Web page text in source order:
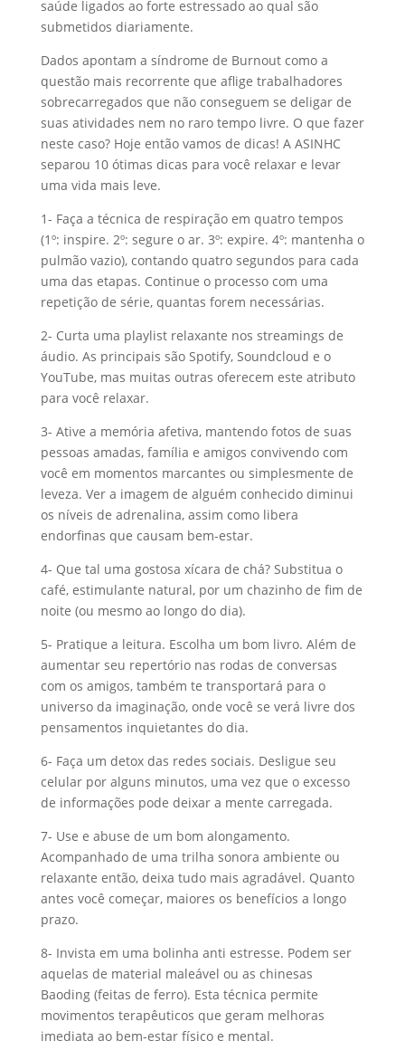
saúde ligados ao forte estressado ao qual são
submetidos diariamente.
Dados apontam a síndrome de Burnout como a
questão mais recorrente que aflige trabalhadores
sobrecarregados que não conseguem se deligar de
suas atividades nem no raro tempo livre. O que fazer
neste caso? Hoje então vamos de dicas! A ASINHC
separou 10 ótimas dicas para você relaxar e levar
uma vida mais leve.
1- Faça a técnica de respiração em quatro tempos
(1º: inspire. 2º: segure o ar. 3º: expire. 4º: mantenha o
pulmão vazio), contando quatro segundos para cada
uma das etapas. Continue o processo com uma
repetição de série, quantas forem necessárias.
2- Curta uma playlist relaxante nos streamings de
áudio. As principais são Spotify, Soundcloud e o
YouTube, mas muitas outras oferecem este atributo
para você relaxar.
3- Ative a memória afetiva, mantendo fotos de suas
pessoas amadas, família e amigos convivendo com
você em momentos marcantes ou simplesmente de
leveza. Ver a imagem de alguém conhecido diminui
os níveis de adrenalina, assim como libera
endorfinas que causam bem-estar.
4- Que tal uma gostosa xícara de chá? Substitua o
café, estimulante natural, por um chazinho de fim de
noite (ou mesmo ao longo do dia).
5- Pratique a leitura. Escolha um bom livro. Além de
aumentar seu repertório nas rodas de conversas
com os amigos, também te transportará para o
universo da imaginação, onde você se verá livre dos
pensamentos inquietantes do dia.
6- Faça um detox das redes sociais. Desligue seu
celular por alguns minutos, uma vez que o excesso
de informações pode deixar a mente carregada.
7- Use e abuse de um bom alongamento.
Acompanhado de uma trilha sonora ambiente ou
relaxante então, deixa tudo mais agradável. Quanto
antes você começar, maiores os benefícios a longo
prazo.
8- Invista em uma bolinha anti estresse. Podem ser
aquelas de material maleável ou as chinesas
Baoding (feitas de ferro). Esta técnica permite
movimentos terapêuticos que geram melhoras
imediata ao bem-estar físico e mental.